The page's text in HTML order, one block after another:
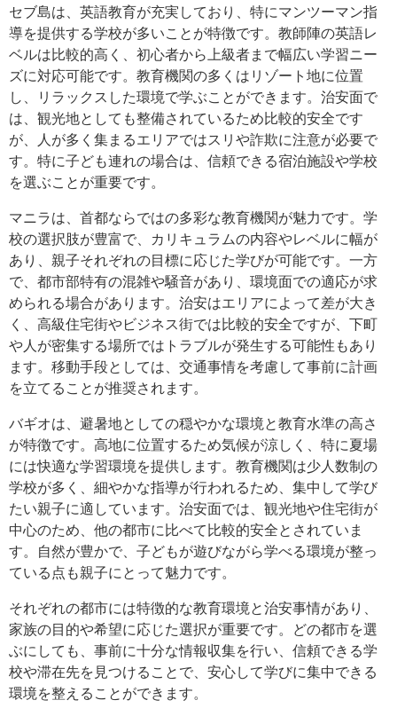
セブ島は、英語教育が充実しており、特にマンツーマン指
導を提供する学校が多いことが特徴です。教師陣の英語レ
ベルは比較的高く、初心者から上級者まで幅広い学習ニー
ズに対応可能です。教育機関の多くはリゾート地に位置
し、リラックスした環境で学ぶことができます。治安面で
は、観光地としても整備されているため比較的安全です
が、人が多く集まるエリアではスリや詐欺に注意が必要で
す。特に子ども連れの場合は、信頼できる宿泊施設や学校
を選ぶことが重要です。
マニラは、首都ならではの多彩な教育機関が魅力です。学
校の選択肢が豊富で、カリキュラムの内容やレベルに幅が
あり、親子それぞれの目標に応じた学びが可能です。一方
で、都市部特有の混雑や騒音があり、環境面での適応が求
められる場合があります。治安はエリアによって差が大き
く、高級住宅街やビジネス街では比較的安全ですが、下町
や人が密集する場所ではトラブルが発生する可能性もあり
ます。移動手段としては、交通事情を考慮して事前に計画
を立てることが推奨されます。
バギオは、避暑地としての穏やかな環境と教育水準の高さ
が特徴です。高地に位置するため気候が涼しく、特に夏場
には快適な学習環境を提供します。教育機関は少人数制の
学校が多く、細やかな指導が行われるため、集中して学び
たい親子に適しています。治安面では、観光地や住宅街が
中心のため、他の都市に比べて比較的安全とされていま
す。自然が豊かで、子どもが遊びながら学べる環境が整っ
ている点も親子にとって魅力です。
それぞれの都市には特徴的な教育環境と治安事情があり、
家族の目的や希望に応じた選択が重要です。どの都市を選
ぶにしても、事前に十分な情報収集を行い、信頼できる学
校や滞在先を見つけることで、安心して学びに集中できる
環境を整えることができます。